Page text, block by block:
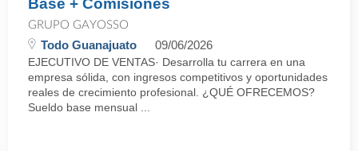
Base + Comisiones
GRUPO GAYOSSO
Todo Guanajuato 09/06/2026
EJECUTIVO DE VENTAS· Desarrolla tu carrera en una
empresa sólida, con ingresos competitivos y oportunidades
reales de crecimiento profesional. ¿QUÉ OFRECEMOS?
Sueldo base mensual ...